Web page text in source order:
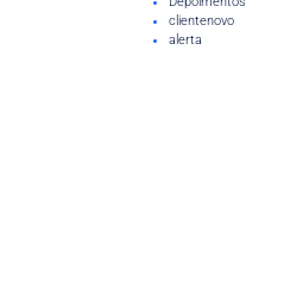
clientenovo
alerta